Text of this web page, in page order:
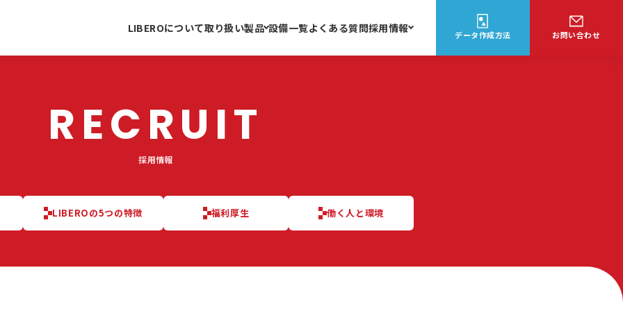
LIBEROについて取り扱い製品 設備一覧よくある質問採用情報
データ作成方法 お問い合わせ
RECRUIT
採用情報
LIBEROの5つの特徴 福利厚生 働く人と環境